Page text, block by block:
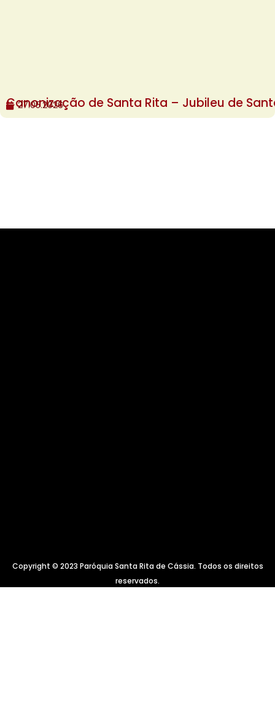
Canonização de Santa Rita – Jubileu de
27.05.2026
Copyright © 2023 Paróquia Santa Rita de Cássia. Todos os direitos
reservados.